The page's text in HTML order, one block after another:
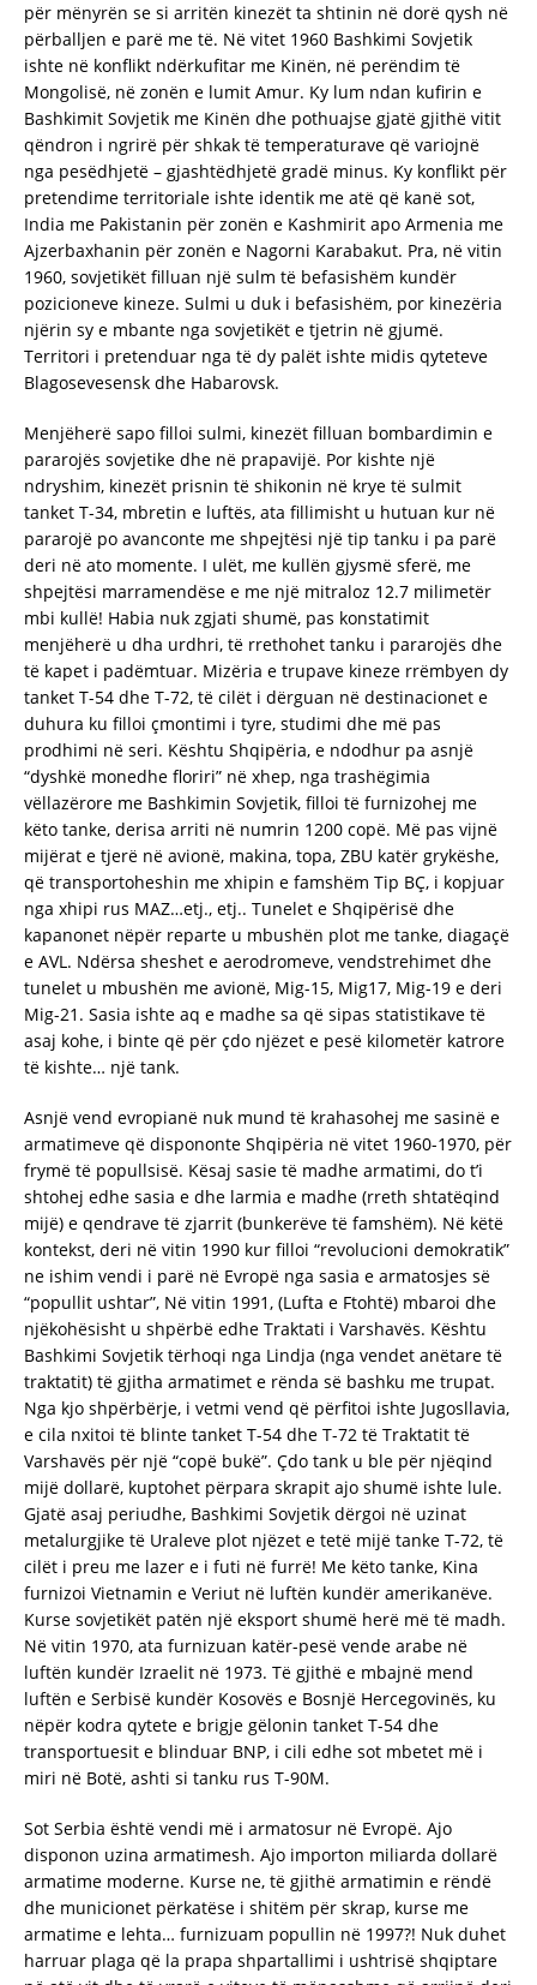
për mënyrën se si arritën kinezët ta shtinin në dorë qysh në
përballjen e parë me të. Në vitet 1960 Bashkimi Sovjetik
ishte në konflikt ndërkufitar me Kinën, në perëndim të
Mongolisë, në zonën e lumit Amur. Ky lum ndan kufirin e
Bashkimit Sovjetik me Kinën dhe pothuajse gjatë gjithë vitit
qëndron i ngrirë për shkak të temperaturave që variojnë
nga pesëdhjetë – gjashtëdhjetë gradë minus. Ky konflikt për
pretendime territoriale ishte identik me atë që kanë sot,
India me Pakistanin për zonën e Kashmirit apo Armenia me
Ajzerbaxhanin për zonën e Nagorni Karabakut. Pra, në vitin
1960, sovjetikët filluan një sulm të befasishëm kundër
pozicioneve kineze. Sulmi u duk i befasishëm, por kinezëria
njërin sy e mbante nga sovjetikët e tjetrin në gjumë.
Territori i pretenduar nga të dy palët ishte midis qyteteve
Blagosevesensk dhe Habarovsk.
Menjëherë sapo filloi sulmi, kinezët filluan bombardimin e
pararojës sovjetike dhe në prapavijë. Por kishte një
ndryshim, kinezët prisnin të shikonin në krye të sulmit
tanket T-34, mbretin e luftës, ata fillimisht u hutuan kur në
pararojë po avanconte me shpejtësi një tip tanku i pa parë
deri në ato momente. I ulët, me kullën gjysmë sferë, me
shpejtësi marramendëse e me një mitraloz 12.7 milimetër
mbi kullë! Habia nuk zgjati shumë, pas konstatimit
menjëherë u dha urdhri, të rrethohet tanku i pararojës dhe
të kapet i padëmtuar. Mizëria e trupave kineze rrëmbyen dy
tanket T-54 dhe T-72, të cilët i dërguan në destinacionet e
duhura ku filloi çmontimi i tyre, studimi dhe më pas
prodhimi në seri. Kështu Shqipëria, e ndodhur pa asnjë
“dyshkë monedhe floriri” në xhep, nga trashëgimia
vëllazërore me Bashkimin Sovjetik, filloi të furnizohej me
këto tanke, derisa arriti në numrin 1200 copë. Më pas vijnë
mijërat e tjerë në avionë, makina, topa, ZBU katër grykëshe,
që transportoheshin me xhipin e famshëm Tip BÇ, i kopjuar
nga xhipi rus MAZ…etj., etj.. Tunelet e Shqipërisë dhe
kapanonet nëpër reparte u mbushën plot me tanke, diagaçë
e AVL. Ndërsa sheshet e aerodromeve, vendstrehimet dhe
tunelet u mbushën me avionë, Mig-15, Mig17, Mig-19 e deri
Mig-21. Sasia ishte aq e madhe sa që sipas statistikave të
asaj kohe, i binte që për çdo njëzet e pesë kilometër katrore
të kishte… një tank.
Asnjë vend evropianë nuk mund të krahasohej me sasinë e
armatimeve që dispononte Shqipëria në vitet 1960-1970, për
frymë të popullsisë. Kësaj sasie të madhe armatimi, do t’i
shtohej edhe sasia e dhe larmia e madhe (rreth shtatëqind
mijë) e qendrave të zjarrit (bunkerëve të famshëm). Në këtë
kontekst, deri në vitin 1990 kur filloi “revolucioni demokratik”
ne ishim vendi i parë në Evropë nga sasia e armatosjes së
“popullit ushtar”, Në vitin 1991, (Lufta e Ftohtë) mbaroi dhe
njëkohësisht u shpërbë edhe Traktati i Varshavës. Kështu
Bashkimi Sovjetik tërhoqi nga Lindja (nga vendet anëtare të
traktatit) të gjitha armatimet e rënda së bashku me trupat.
Nga kjo shpërbërje, i vetmi vend që përfitoi ishte Jugosllavia,
e cila nxitoi të blinte tanket T-54 dhe T-72 të Traktatit të
Varshavës për një “copë bukë”. Çdo tank u ble për njëqind
mijë dollarë, kuptohet përpara skrapit ajo shumë ishte lule.
Gjatë asaj periudhe, Bashkimi Sovjetik dërgoi në uzinat
metalurgjike të Uraleve plot njëzet e tetë mijë tanke T-72, të
cilët i preu me lazer e i futi në furrë! Me këto tanke, Kina
furnizoi Vietnamin e Veriut në luftën kundër amerikanëve.
Kurse sovjetikët patën një eksport shumë herë më të madh.
Në vitin 1970, ata furnizuan katër-pesë vende arabe në
luftën kundër Izraelit në 1973. Të gjithë e mbajnë mend
luftën e Serbisë kundër Kosovës e Bosnjë Hercegovinës, ku
nëpër kodra qytete e brigje gëlonin tanket T-54 dhe
transportuesit e blinduar BNP, i cili edhe sot mbetet më i
miri në Botë, ashti si tanku rus T-90M.
Sot Serbia është vendi më i armatosur në Evropë. Ajo
disponon uzina armatimesh. Ajo importon miliarda dollarë
armatime moderne. Kurse ne, të gjithë armatimin e rëndë
dhe municionet përkatëse i shitëm për skrap, kurse me
armatime e lehta… furnizuam popullin në 1997?! Nuk duhet
harruar plaga që la prapa shpartallimi i ushtrisë shqiptare